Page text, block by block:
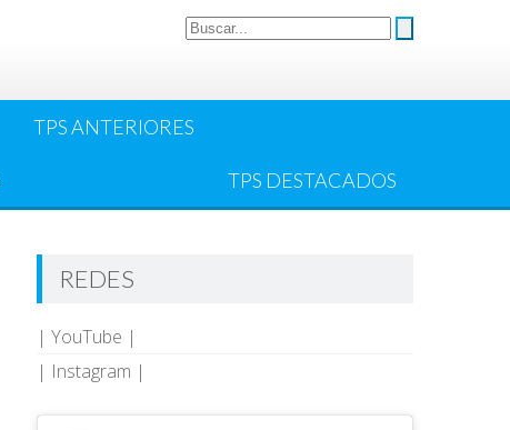
TPS ANTERIORES
TPS DESTACADOS
REDES
| YouTube |
| Instagram |